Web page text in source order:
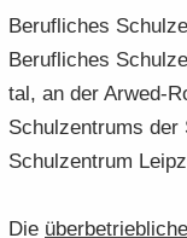
Be­ruf­li­ches
Be­ruf­li­ches
tal, an der Arwed-​
Schul­zen­trums der
Schul­zen­trum
Die